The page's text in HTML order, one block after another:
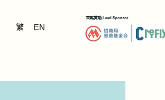
繁 EN
首席贊助 Lead Sponsor